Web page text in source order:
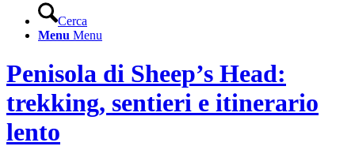
Cerca
Menu Menu
Penisola di Sheep’s Head:
trekking, sentieri e itinerario
lento